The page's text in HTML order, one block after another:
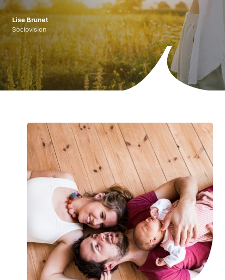
Lise Brunet
Sociovision